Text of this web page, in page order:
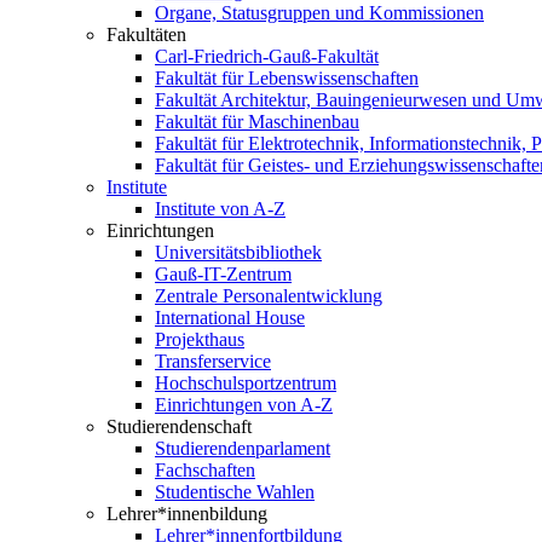
Organe, Statusgruppen und Kommissionen
Fakultäten
Carl-Friedrich-Gauß-Fakultät
Fakultät für Lebenswissenschaften
Fakultät Architektur, Bauingenieurwesen und
Fakultät für Maschinenbau
Fakultät für Elektrotechnik, Informationstechnik,
Fakultät für Geistes- und
Institute
Institute von A-Z
Einrichtungen
Universitätsbibliothek
Gauß-IT-Zentrum
Zentrale Personalentwicklung
International House
Projekthaus
Transferservice
Hochschulsportzentrum
Einrichtungen von A-Z
Studierendenschaft
Studierendenparlament
Fachschaften
Studentische Wahlen
Lehrer*innenbildung
Lehrer*innenfortbildung